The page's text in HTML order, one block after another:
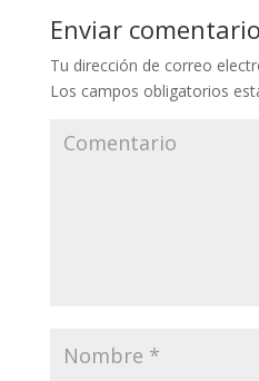
Enviar comentario
Tu dirección de correo
Los campos obligatorios